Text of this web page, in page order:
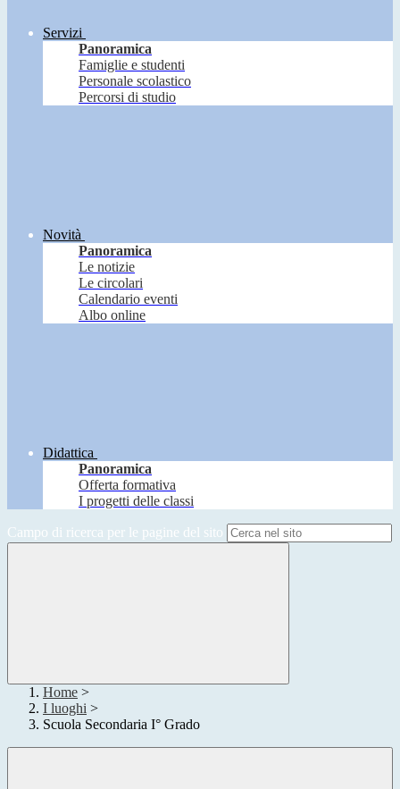
Servizi
Panoramica
Famiglie e studenti
Personale scolastico
Percorsi di studio
Novità
Panoramica
Le notizie
Le circolari
Calendario eventi
Albo online
Didattica
Panoramica
Offerta formativa
I progetti delle classi
Campo di ricerca per le pagine del sito
Home >
I luoghi >
Scuola Secondaria I° Grado